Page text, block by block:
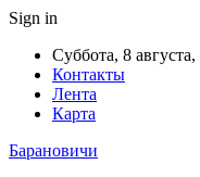
Sign in
Суббота, 8
Контакты
Лента
Карта
Барановичи